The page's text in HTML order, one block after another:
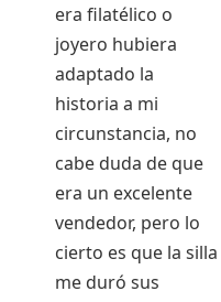
era filatélico o
joyero hubiera
adaptado la
historia a mi
circunstancia, no
cabe duda de que
era un excelente
vendedor, pero lo
cierto es que la silla
me duró sus